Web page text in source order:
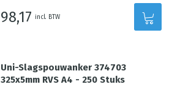
98,17 incl. BTW
Uni-Slagspouwanker 374703
325x5mm RVS A4 - 250 Stuks